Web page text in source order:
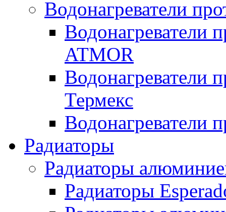
Водонагреватели
Водонагреватели
ATMOR
Водонагреватели
Термекс
Водонагреватели
Радиаторы
Радиаторы
Радиаторы